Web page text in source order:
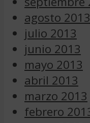
agosto 2013
julio 2013
junio 2013
mayo 2013
abril 2013
marzo 2013
febrero